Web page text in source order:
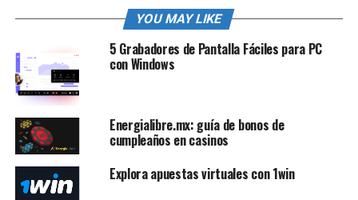
YOU MAY LIKE
5 Grabadores de Pantalla Fáciles para PC
con Windows
Energialibre.mx: guía de bonos de
cumpleaños en casinos
Explora apuestas virtuales con 1win